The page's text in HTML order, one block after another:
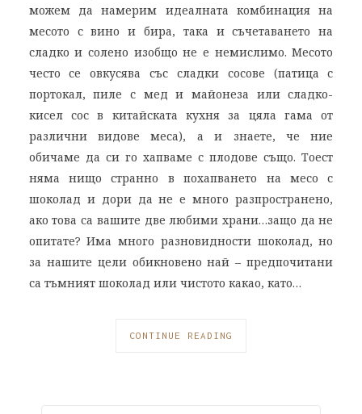
можем да намерим идеалната комбинация на
месото с вино и бира, така и съчетаването на
сладко и солено изобщо не е немислимо. Месото
често се овкусява със сладки сосове (патица с
портокал, пиле с мед и майонеза или сладко-
кисел сос в китайската кухня за цяла гама от
различни видове меса), а и знаете, че ние
обичаме да си го хапваме с плодове също. Тоест
няма нищо странно в похапването на месо с
шоколад и дори да не е много разпространено,
ако това са вашите две любими храни…защо да не
опитате? Има много разновидности шоколад, но
за нашите цели обикновено най – предпочитани
са тъмният шоколад или чистото какао, като…
CONTINUE READING